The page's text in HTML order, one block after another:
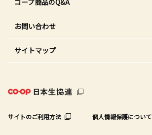
コープ商品のQ&A
お問い合わせ
サイトマップ
サイトのご利用方法 個人情報保護について